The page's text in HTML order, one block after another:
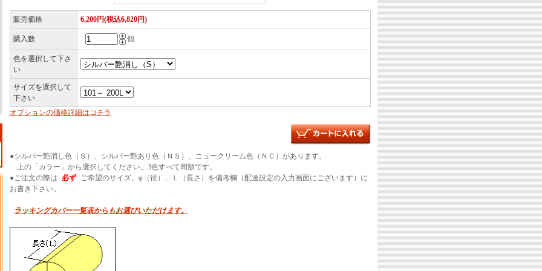
販売価格 6,200円(税込6,820円)
購入数 個
色を選択して下さ
い
サイズを選択して
下さい
オプションの価格詳細はコチラ
●シルバー艶消し色（Ｓ）、シルバー艶あり色（ＮＳ）、ニュークリーム色（ＮＣ）があります。
上の「カラー」から選択してください。3色すべて同額です。
●ご注文の際は
必ず
ご希望のサイズ、φ（径）、Ｌ（長さ）を備考欄（配送設定の入力画面にございます）に
お書き下さい。
ラッキングカバー一覧表からもお選びいただけます。